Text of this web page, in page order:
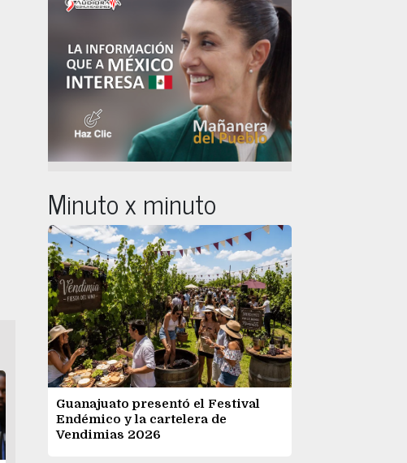
Minuto x minuto
Guanajuato presentó el Festival
Endémico y la cartelera de
Vendimias 2026